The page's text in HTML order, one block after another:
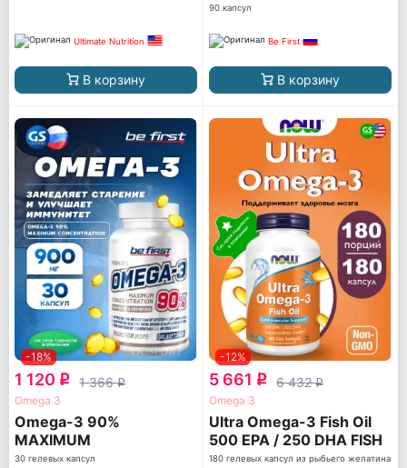
Ultimate Nutrition
В корзину
витамин Е)
90 капсул
Be First
В корзину
-18%
1 120 q 1 366q
Omega 3
Omega-3 90%
MAXIMUM
CONCENTRATION
30 гелевых капсул
-12%
5 661 q 6 432q
Omega 3
Ultra Omega-3 Fish Oil
500 EPA / 250 DHA FISH
GELATIN
180 гелевых капсул из рыбьего желатина